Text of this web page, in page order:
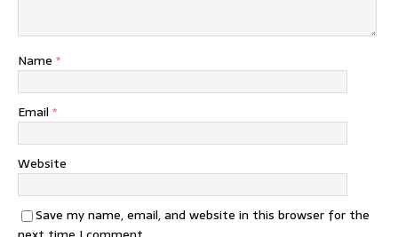
Name *
Email *
Website
Save my name, email, and website in this browser for the